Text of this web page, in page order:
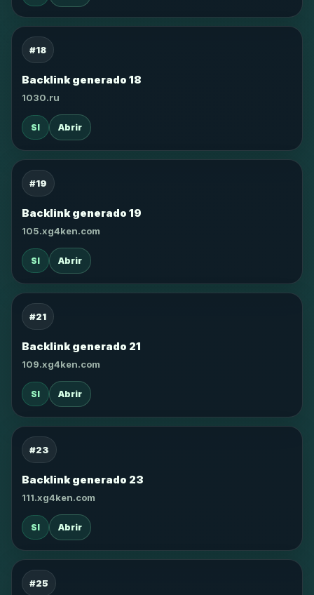
#18
Backlink generado 18
1030.ru
SI Abrir
#19
Backlink generado 19
105.xg4ken.com
SI Abrir
#21
Backlink generado 21
109.xg4ken.com
SI Abrir
#23
Backlink generado 23
111.xg4ken.com
SI Abrir
#25